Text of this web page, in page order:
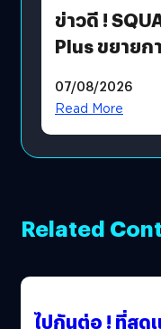
ข่าวดี !
Plus ขยายก
โดยตรง
07/08/2026
Read More
Related
ไปกันต่อ ! ที่สุด